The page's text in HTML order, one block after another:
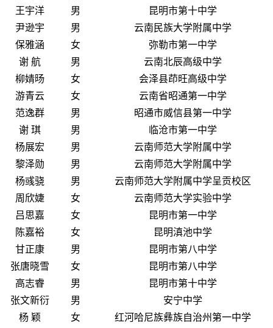
王宇洋
男
昆明市第十中学
尹逊宇
男
云南民族大学附属中学
保雅涵
女
弥勒市第一中学
谢 航
男
云南北辰高级中学
柳婧旸
女
会泽县茚旺高级中学
游青云
女
云南省昭通第一中学
范逸群
男
昭通市威信县第一中学
谢 琪
男
临沧市第一中学
杨展宏
男
云南师范大学附属中学
黎泽勋
男
云南师范大学附属中学
杨彧骁
男
云南师范大学附属中学呈贡校区
周欣婕
女
云南师范大学实验中学
吕思嘉
女
昆明市第一中学
陈嘉裕
女
昆明滇池中学
甘正康
男
昆明市第八中学
张唐晓雪
女
昆明市第八中学
高志睿
男
昆明市第十中学
张文新衍
男
安宁中学
杨 颖
女
红河哈尼族彝族自治州第一中学